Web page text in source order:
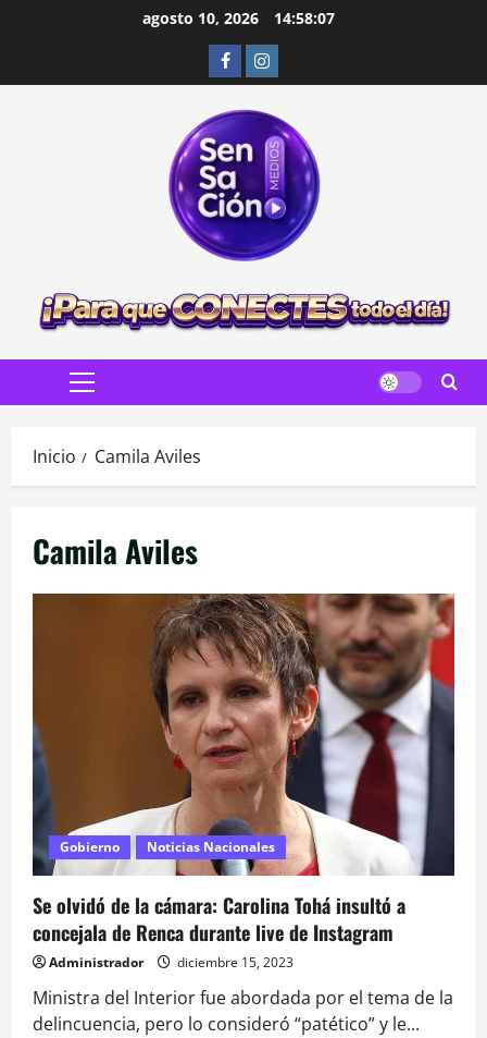
agosto 10, 2026 14:58:09
FacebookInstagram
Menú
Inicio Camila Aviles
Camila Aviles
Gobierno Noticias Nacionales
Se olvidó de la cámara: Carolina Tohá insultó a
concejala de Renca durante live de Instagram
Administrador diciembre 15, 2023
Ministra del Interior fue abordada por el tema de la
delincuencia, pero lo consideró “patético” y le...